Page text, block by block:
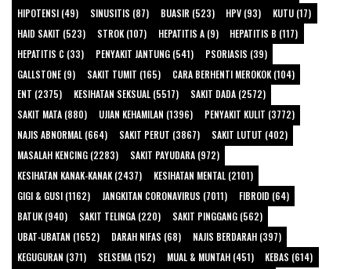
HIPOTENSI (49)
SINUSITIS (87) BUASIR (523) HPV (93)
KUTU (17)
HAID SAKIT (523)
STROK (107) HEPATITIS A (9)
HEPATITIS B (117)
HEPATITIS C (33)
PENYAKIT JANTUNG (541)
PSORIASIS (39)
GALLSTONE (9)
SAKIT TUMIT (165)
CARA BERHENTI MEROKOK (104)
ENT (2375)
KESIHATAN SEKSUAL (5517)
SAKIT DADA (2572)
SAKIT MATA (880)
UJIAN KEHAMILAN (1396)
PENYAKIT KULIT (3772)
NAJIS ABNORMAL (664)
SAKIT PERUT (3867)
SAKIT LUTUT (402)
MASALAH KENCING (2283)
SAKIT PAYUDARA (972)
KESIHATAN KANAK-KANAK (2437)
KESIHATAN MENTAL (2101)
GIGI & GUSI (1162)
JANGKITAN CORONAVIRUS (7011)
FIBROID (64)
BATUK (940)
SAKIT TELINGA (220)
SAKIT PINGGANG (562)
UBAT-UBATAN (1652)
DARAH NIFAS (68)
NAJIS BERDARAH (397)
KEGUGURAN (371)
SELSEMA (152) MUAL & MUNTAH (451)
KEBAS (614)